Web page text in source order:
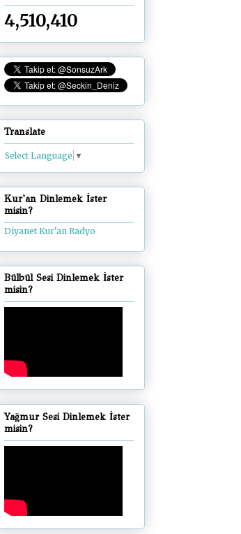
4,510,410
Translate
Select Language ▼
Kur'an Dinlemek İster
misin?
Diyanet Kur'an Radyo
Bülbül Sesi Dinlemek İster
misin?
Yağmur Sesi Dinlemek İster
misin?